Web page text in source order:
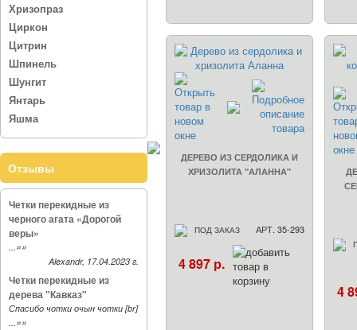
Хризопраз
Циркон
Цитрин
Шпинель
Шунгит
Янтарь
Яшма
Отзывы
Четки перекидные из
черного агата «Дорогой
веры»
...»»
Alexandr, 17.04.2023 г.
Четки перекидные из
дерева "Кавказ"
Спасибо чотки очын чотки [br]
...»»
ДЕРЕВО ИЗ СЕРДОЛИКА И
ХРИЗОЛИТА "АЛАННА"
ПОД ЗАКАЗ АРТ. 35-293
4 897 р.
4